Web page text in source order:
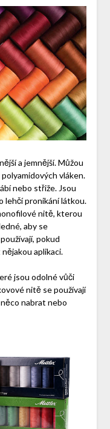
a jemnější. Můžou
vláken.
nebo střiže. Jsou
lehčí pronikání látkou.
nitě, kterou
aby se
pokud
aplikaci.
jsou odolné vůči
nitě se používají
nabrat nebo